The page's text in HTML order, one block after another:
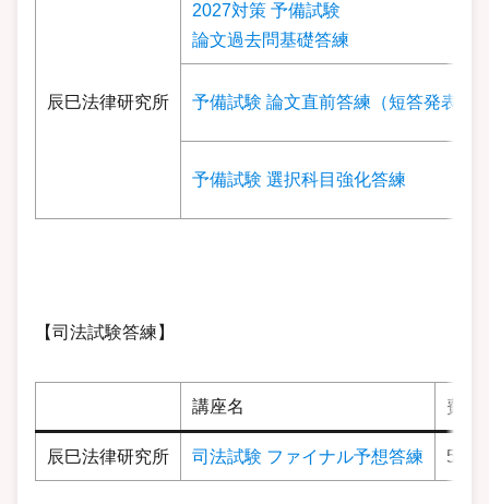
辰巳法律研究所
2027対策 予備試験
論文過去問基礎答練
予備試験 論文直前答練（短答発表前
予備試験 選択科目強化答練
【司法試験答練】
講座名 費用
辰巳法律研究所 司法試験 ファイナル予想答練